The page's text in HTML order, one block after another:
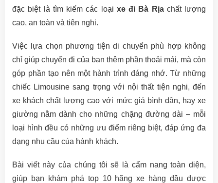
đặc biệt là tìm kiếm các loại xe đi Bà Rịachất lượng
cao, an toàn và tiện nghi.
Việc lựa chọn phương tiện di chuyển phù hợp không
chỉ giúp chuyến đi của bạn thêm phần thoải mái, mà còn
góp phần tạo nên một hành trình đáng nhớ. Từ những
chiếc Limousine sang trọng với nội thất tiện nghi, đến
xe khách chất lượng cao với mức giá bình dân, hay xe
giường nằm dành cho những chặng đường dài – mỗi
loại hình đều có những ưu điểm riêng biệt, đáp ứng đa
dạng nhu cầu của hành khách.
Bài viết này của chúng tôi sẽ là cẩm nang toàn diện,
giúp bạn khám phá top 10 hãng xe hàng đầu được